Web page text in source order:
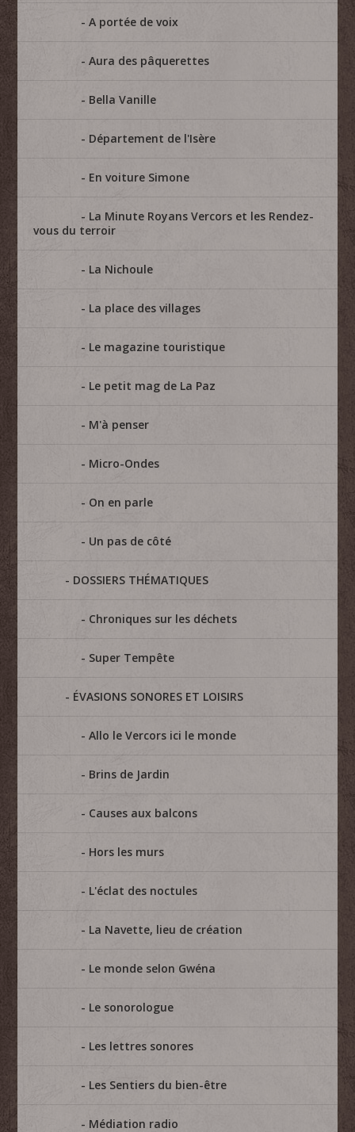
A portée de voix
Aura des pâquerettes
Bella Vanille
Département de l'Isère
En voiture Simone
La Minute Royans Vercors et les Rendez-
vous du terroir
La Nichoule
La place des villages
Le magazine touristique
Le petit mag de La Paz
M'à penser
Micro-Ondes
On en parle
Un pas de côté
DOSSIERS THÉMATIQUES
Chroniques sur les déchets
Super Tempête
ÉVASIONS SONORES ET LOISIRS
Allo le Vercors ici le monde
Brins de Jardin
Causes aux balcons
Hors les murs
L'éclat des noctules
La Navette, lieu de création
Le monde selon Gwéna
Le sonorologue
Les lettres sonores
Les Sentiers du bien-être
Médiation radio